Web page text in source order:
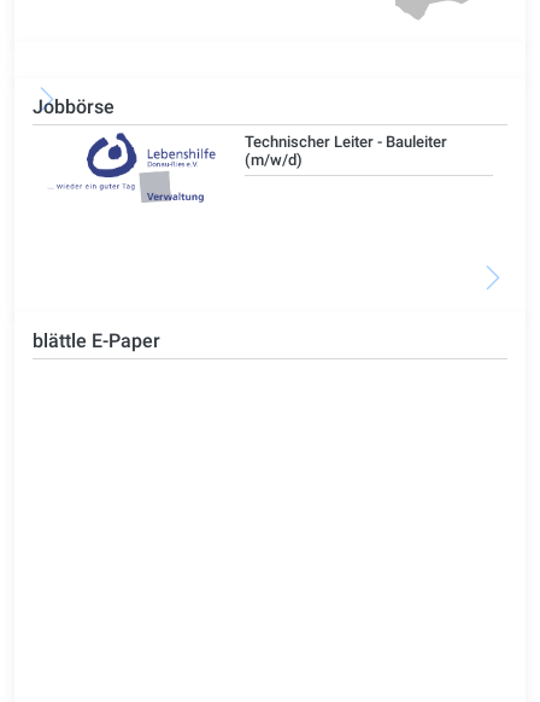
Jobbörse
Technischer Leiter - Bauleiter
(m/w/d)
blättle E-Paper